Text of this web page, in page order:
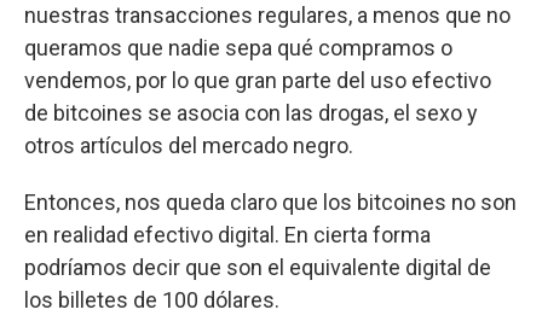
nuestras transacciones regulares, a menos que no
queramos que nadie sepa qué compramos o
vendemos, por lo que gran parte del uso efectivo
de bitcoines se asocia con las drogas, el sexo y
otros artículos del mercado negro.
Entonces, nos queda claro que los bitcoines no son
en realidad efectivo digital. En cierta forma
podríamos decir que son el equivalente digital de
los billetes de 100 dólares.